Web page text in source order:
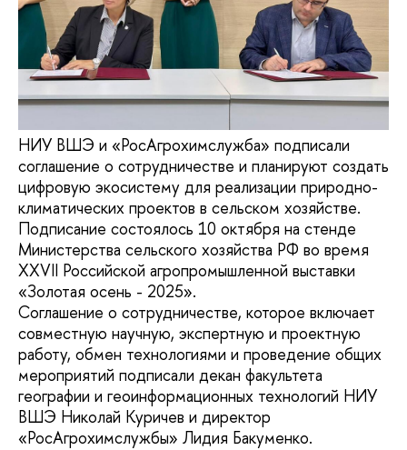
НИУ ВШЭ и «РосАгрохимслужба» подписали
соглашение о сотрудничестве и планируют создать
цифровую экосистему для реализации природно-
климатических проектов в сельском хозяйстве.
Подписание состоялось 10 октября на стенде
Министерства сельского хозяйства РФ во время
XXVII Российской агропромышленной выставки
«Золотая осень - 2025».
Соглашение о сотрудничестве, которое включает
совместную научную, экспертную и проектную
работу, обмен технологиями и проведение общих
мероприятий подписали декан факультета
географии и геоинформационных технологий НИУ
ВШЭ Николай Куричев и директор
«РосАгрохимслужбы» Лидия Бакуменко.